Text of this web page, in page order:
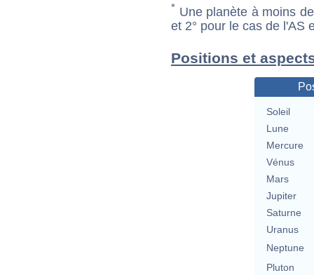
* Une planète à moins
et 2° pour le cas de l'AS
Positions et
Soleil
Lune
Mercure
Vénus
Mars
Jupiter
Saturne
Uranus
Neptune
Pluton